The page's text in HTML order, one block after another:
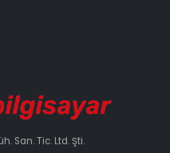
San. Tic. Ltd. Şti.